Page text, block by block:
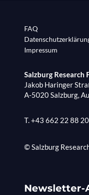
FAQ
Impressum
Salzburg Research
Jakob Haringer
A-5020 Salzburg,
T.+43 662 22 88
© Salzburg
Newsletter-